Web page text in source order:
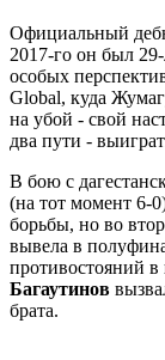
Официальный
2017-го он был
особых
Global, куда
на убой - свой
два пути -
В бою с
(на тот момент 6-
борьбы, но во
вывела в
противостояний в
Багаутинов
брата.